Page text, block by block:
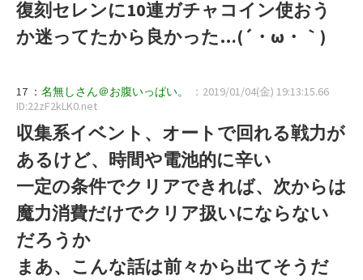
復刻セレンに10連ガチャコイン使おう
か迷ってたから良かった…(´・ω・｀)
17 ： 名無しさん＠お腹いっぱい。
：2019/01/04(金) 19:13:15.66
ID:22zF2kLK0.net
収集系イベント、オートで回れる戦力が
あるけど、時間や電池的に辛い
一定の条件でクリアできれば、次からは
魔力消費だけでクリア扱いにならない
だろうか
まあ、こんな話は前々から出てそうだ